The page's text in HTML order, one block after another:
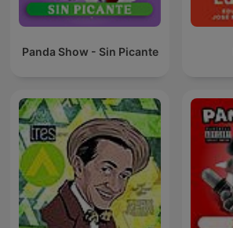
Panda Show - Sin Picante